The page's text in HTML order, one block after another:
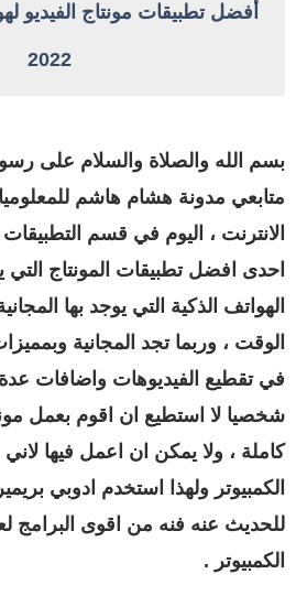
أفضل تطبيقات مونتاج الفيديو
2022
بسم الله والصلاة والسلام على
متابعي مدونة هشام هاشم
الانترنت ، اليوم في قسم
احدى افضل تطبيقات المونتاج
الهواتف الذكية التي يوجد بها
الوقت ، وربما تجد المجانية
في تقطيع الفيديوهات واضافات عدة
شخصيا لا استطيع ان اقوم بعمل
كاملة ، ولا يمكن ان اعمل فيها
الكمبيوتر ولهذا استخدم ادوبي
للحديث عنه فنه من اقوى البرامج
الكمبيوتر .